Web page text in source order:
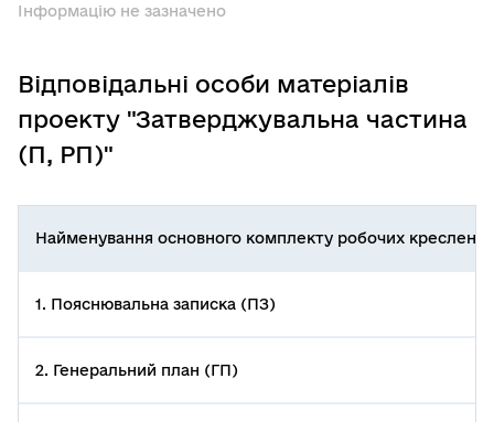
Інформацію не зазначено
Відповідальні особи матеріалів
проекту "Затверджувальна частина
(П, РП)"
Найменування основного комплекту робочих креслень
1. Пояснювальна записка (ПЗ)
2. Генеральний план (ГП)